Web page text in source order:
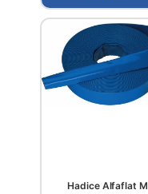
Hadice Alfaflat M